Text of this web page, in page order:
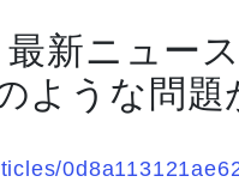
最新ニュ
ような問題